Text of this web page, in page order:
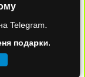
Telegram.
подарки.